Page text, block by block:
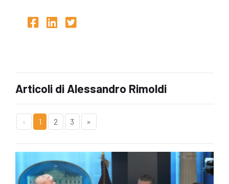
Articoli di Alessandro Rimoldi
« 1 2 3 »